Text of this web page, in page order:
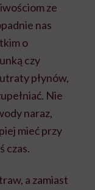
ze
nas
o
czy
płynów,
Nie
naraz,
mieć przy
czas.
a zamiast